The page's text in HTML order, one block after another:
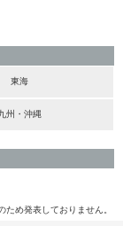
東海
州・沖縄
め発表しておりません。